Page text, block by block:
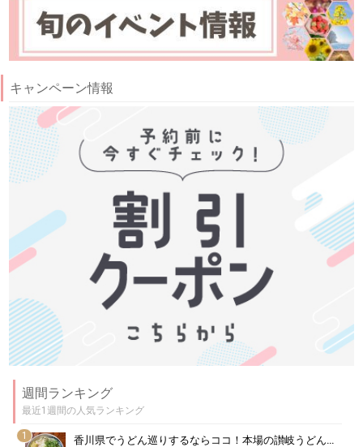
キャンペーン情報
週間ランキング
最近1週間の人気ランキング
1 香川県でうどん巡りするならココ！本場の讃岐うどんの名店